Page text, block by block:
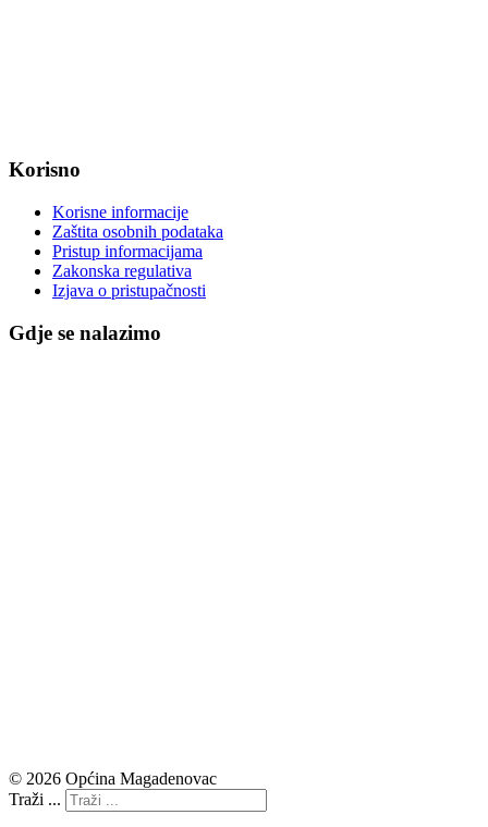
Korisno
Korisne informacije
Zaštita osobnih podataka
Pristup informacijama
Zakonska regulativa
Izjava o pristupačnosti
Gdje se nalazimo
© 2026 Općina Magadenovac
Traži ...